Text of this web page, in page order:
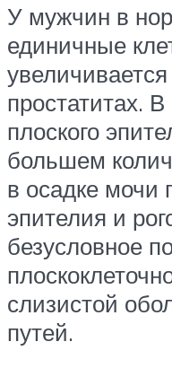
У мужчин в
единичные
простатитах.
плоского
большем
в осадке мочи
эпителия и
безусловное
слизистой
путей.